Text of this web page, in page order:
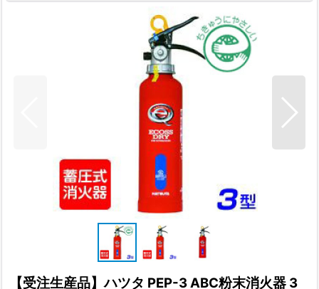
【受注生産品】ハツタ PEP-3 ABC粉末消火器 3